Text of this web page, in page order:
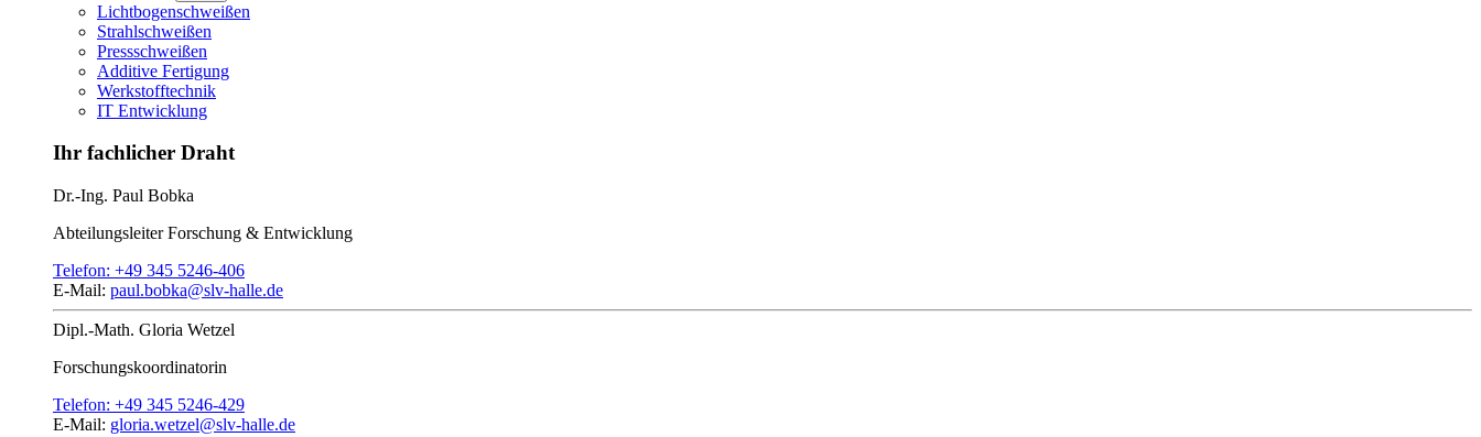
Lichtbogenschweißen
Strahlschweißen
Pressschweißen
Additive Fertigung
Werkstofftechnik
IT Entwicklung
Ihr fachlicher Draht
Dr.-Ing. Paul Bobka
AbteilungsleiterForschung & Entwicklung
Telefon: +49 345 5246-406
E-Mail: paul.bobka@slv-halle.de
Dipl.-Math. Gloria Wetzel
Forschungs­koordinatorin
Telefon: +49 345 5246-429
E-Mail: gloria.wetzel@slv-halle.de